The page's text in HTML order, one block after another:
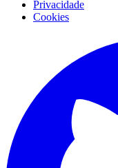
Privacidade
Cookies